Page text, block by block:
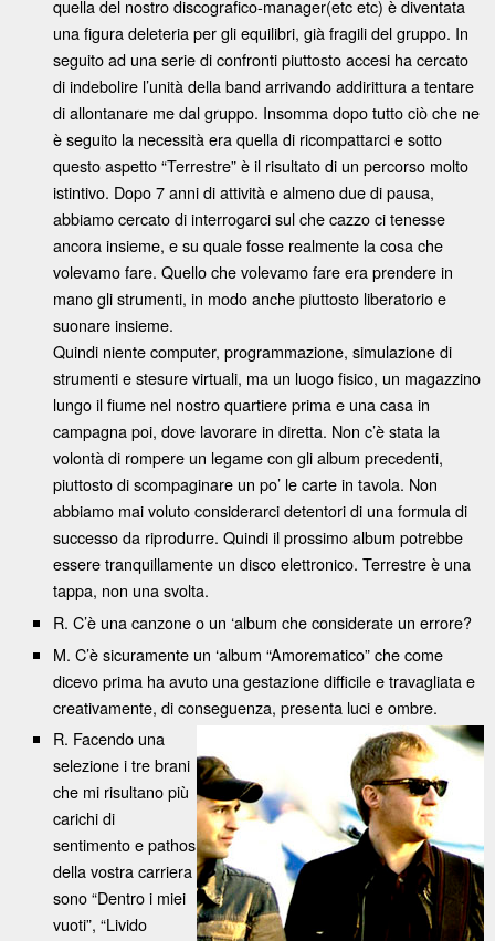
quella del nostro discografico-manager(etc etc) è diventata
una figura deleteria per gli equilibri, già fragili del gruppo. In
seguito ad una serie di confronti piuttosto accesi ha cercato
di indebolire l’unità della band arrivando addirittura a tentare
di allontanare me dal gruppo. Insomma dopo tutto ciò che ne
è seguito la necessità era quella di ricompattarci e sotto
questo aspetto “Terrestre” è il risultato di un percorso molto
istintivo. Dopo 7 anni di attività e almeno due di pausa,
abbiamo cercato di interrogarci sul che cazzo ci tenesse
ancora insieme, e su quale fosse realmente la cosa che
volevamo fare. Quello che volevamo fare era prendere in
mano gli strumenti, in modo anche piuttosto liberatorio e
suonare insieme.
Quindi niente computer, programmazione, simulazione di
strumenti e stesure virtuali, ma un luogo fisico, un magazzino
lungo il fiume nel nostro quartiere prima e una casa in
campagna poi, dove lavorare in diretta. Non c’è stata la
volontà di rompere un legame con gli album precedenti,
piuttosto di scompaginare un po’ le carte in tavola. Non
abbiamo mai voluto considerarci detentori di una formula di
successo da riprodurre. Quindi il prossimo album potrebbe
essere tranquillamente un disco elettronico. Terrestre è una
tappa, non una svolta.
R. C’è una canzone o un ‘album che considerate un errore?
M. C’è sicuramente un ‘album “Amorematico” che come
dicevo prima ha avuto una gestazione difficile e travagliata e
creativamente, di conseguenza, presenta luci e ombre.
R. Facendo una
selezione i tre brani
che mi risultano più
carichi di
sentimento e pathos
della vostra carriera
sono “Dentro i miei
vuoti”, “Livido